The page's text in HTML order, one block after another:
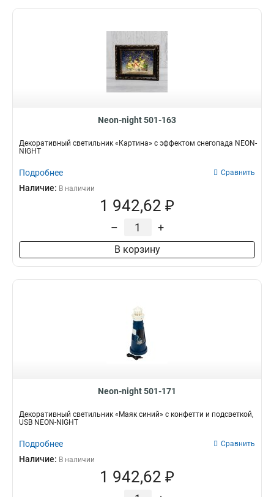
Neon-night 501-163
Декоративный светильник «Картина» с эффектом снегопада NEON-
NIGHT
Подробнее Сравнить
Наличие: В наличии
1 942,62 ₽
– +
В корзину
Neon-night 501-171
Декоративный светильник «Маяк синий» с конфетти и подсветкой,
USB NEON-NIGHT
Подробнее Сравнить
Наличие: В наличии
1 942,62 ₽